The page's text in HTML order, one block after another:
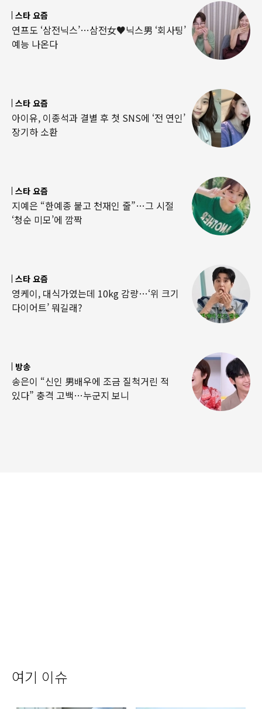
스타 요즘
연프도 ‘삼전닉스’…삼전女♥닉스男 ‘회사팅’
예능 나온다
스타 요즘
아이유, 이종석과 결별 후 첫 SNS에 ‘전 연인’
장기하 소환
스타 요즘
지예은 “한예종 붙고 천재인 줄”…그 시절
‘청순 미모’에 깜짝
스타 요즘
영케이, 대식가였는데 10kg 감량…‘위 크기
다이어트’ 뭐길래?
방송
송은이 “신인 男배우에 조금 질척거린 적
있다” 충격 고백…누군지 보니
여기 이슈